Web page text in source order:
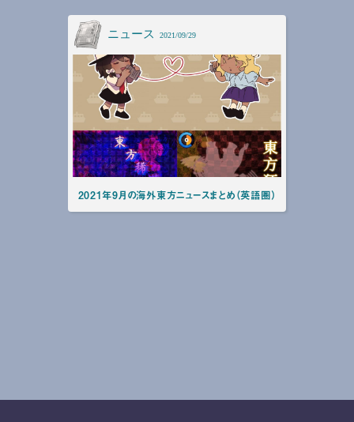
ニュース 2021/09/29
2021年9月の海外東方ニュースまとめ（英語圏）